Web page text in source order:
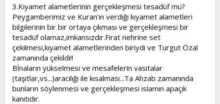
3.Kıyamet alametlerinin gerçekleşmesi tesadüf mü?
Peygamberimiz ve Kuran'ın verdiği kıyamet alametleri
bilgilerinin bir bir ortaya çıkması ve gerçekleşmesi bir
tesadüf olamaz,imkansızdır.Fırat nehrine set
çekilmesi,kıyamet alametlerinden biriydi ve Turgut Özal
zamanında çekildi!!
Bİnaların yükselmesi ve mesafelerin vasıtalar
(taşıtlar,vs...)aracılığı ile kısalması...Ta Ahzab zamanında
bunların söylenmesi ve gerçekleşmesi islamın apaçık
kanıtıdır.